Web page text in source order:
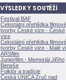
Festival BAF
Celostátní přehlídka filmové
tvorby České vize - České
vize
Celostátní přehlídka filmové
tvorby České vize - Malé
ARSfilm
Juniorfilm - Memoriál Jiřího
Beneše
Folklór a tradície
Česká UNICA Zruč nad